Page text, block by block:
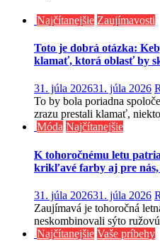
Najčítanejšie Zaujímavosti
Toto je dobrá otázka:
klamať, ktorá oblasť by
31. júla 202631. júla 2026
To by bola poriadna
zrazu prestali klamať,
Móda Najčítanejšie
K tohoročnému letu
krikľavé farby aj pre nás,
31. júla 202631. júla 2026
Zaujímavá je tohoročná
neskombinovali sýto
Najčítanejšie Vaše príbehy